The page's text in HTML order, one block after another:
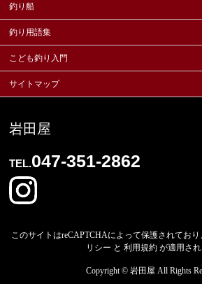
釣り船
釣り用語集
こども釣り入門
サイトマップ
岩田屋
TEL.047-351-2862
このサイトはreCAPTCHAによって保護されており
リシー と利用規約 が適用され
Copyright ©岩田屋 All Rights